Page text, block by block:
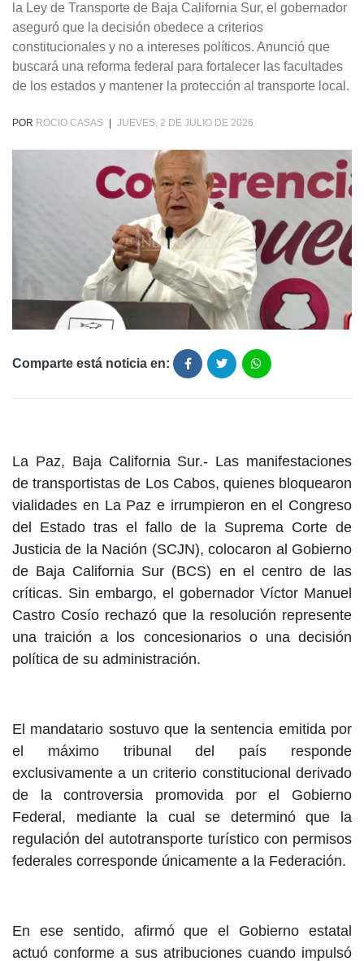
la Ley de Transporte de Baja California Sur, el gobernador
aseguró que la decisión obedece a criterios
constitucionales y no a intereses políticos. Anunció que
buscará una reforma federal para fortalecer las facultades
de los estados y mantener la protección al transporte local.
POR ROCIO CASAS JUEVES, 2 DE JULIO DE 2026.
Comparte está noticia en:
La Paz, Baja California Sur.- Las manifestaciones
de transportistas de Los Cabos, quienes bloquearon
vialidades en La Paz e irrumpieron en el Congreso
del Estado tras el fallo de la Suprema Corte de
Justicia de la Nación (SCJN), colocaron al Gobierno
de Baja California Sur (BCS) en el centro de las
críticas. Sin embargo, el gobernador Víctor Manuel
Castro Cosío rechazó que la resolución represente
una traición a los concesionarios o una decisión
política de su administración.
El mandatario sostuvo que la sentencia emitida por
el máximo tribunal del país responde
exclusivamente a un criterio constitucional derivado
de la controversia promovida por el Gobierno
Federal, mediante la cual se determinó que la
regulación del autotransporte turístico con permisos
federales corresponde únicamente a la Federación.
En ese sentido, afirmó que el Gobierno estatal
actuó conforme a sus atribuciones cuando impulsó